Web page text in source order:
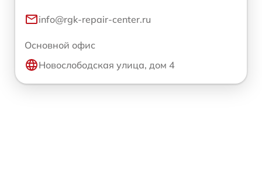
info@rgk-repair-center.ru
Основной офис
Новослободская улица, дом 4